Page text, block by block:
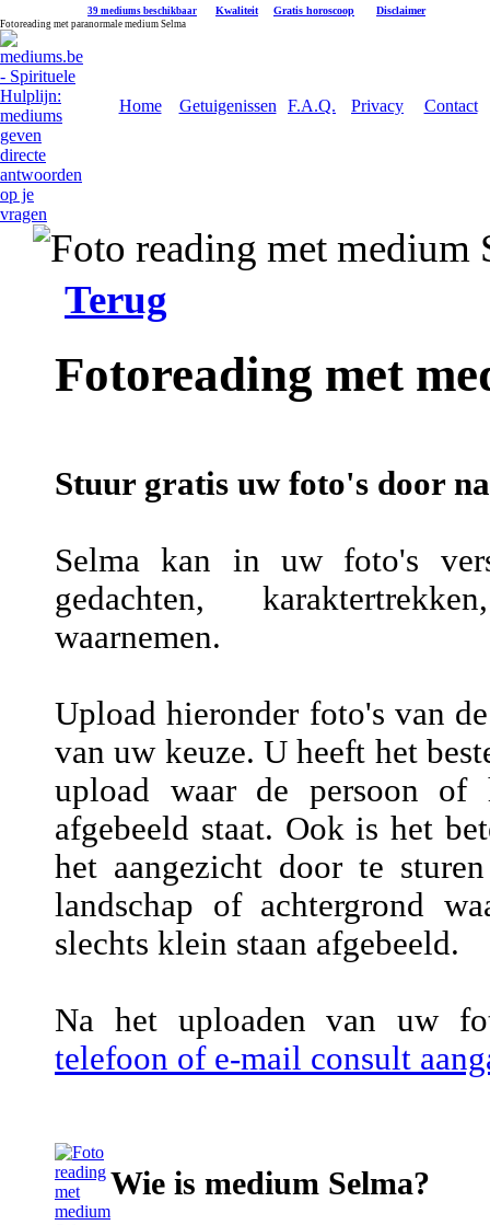
39 mediums beschikbaar Kwaliteit Gratis horoscoop Disclaimer
Fotoreading met paranormale medium Selma
Home Getuigenissen F.A.Q. Privacy Contact
Terug
Fotoreading met
Stuur gratis uw foto's door
Selma kan in uw foto's
gedachten,
waarnemen.
Upload hieronder foto's van
van uw keuze. U heeft het
upload waar de persoon of
afgebeeld staat. Ook is het
het aangezicht door te
landschap of achtergrond
slechts klein staan afgebeeld.
Na het uploaden van uw
telefoon of e-mail consult
Wie is medium Selma?